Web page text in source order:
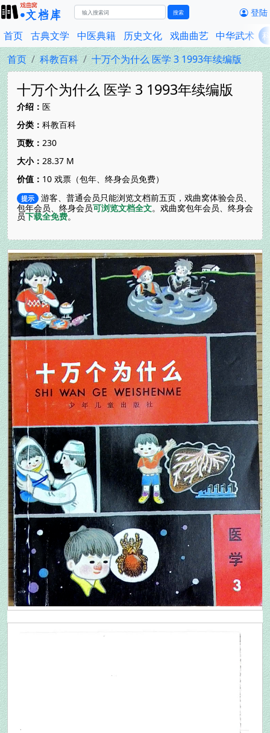
搜索 登陆
首页 古典文学 中医典籍 历史文化 戏曲曲艺 中华武术
首页
科教百科 十万个为什么 医学 3 1993年续编版
十万个为什么 医学 3 1993年续编版
介绍： 医
分类： 科教百科
页数： 230
大小： 28.37 M
价值： 10 戏票（包年、终身会员免费）
提示 游客、普通会员只能浏览文档前五页，戏曲窝体验会员、
包年会员、终身会员可浏览文档全文。戏曲窝包年会员、终身会
员下载全免费。